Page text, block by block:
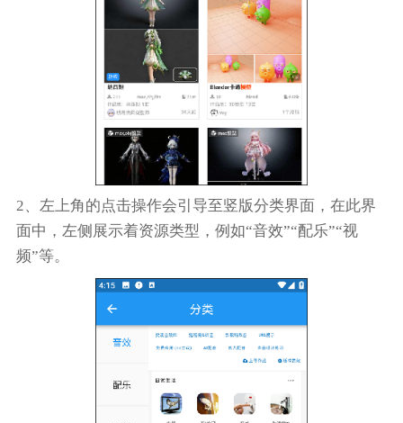
2、左上角的点击操作会引导至竖版分类界面，在此界
面中，左侧展示着资源类型，例如“音效”“配乐”“视
频”等。